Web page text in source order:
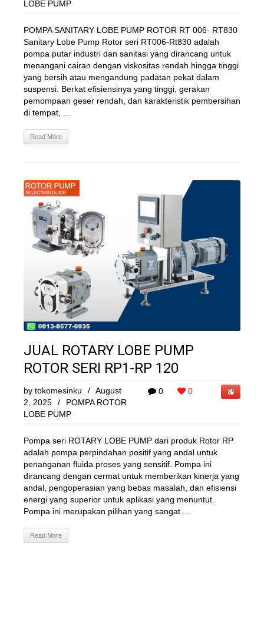
LOBE PUMP
POMPA SANITARY LOBE PUMP ROTOR RT 006- RT830
Sanitary Lobe Pump Rotor seri RT006-Rt830 adalah
pompa putar industri dan sanitasi yang dirancang untuk
menangani cairan dengan viskositas rendah hingga tinggi
yang bersih atau mengandung padatan pekat dalam
suspensi. Berkat efisiensinya yang tinggi, gerakan
pemompaan geser rendah, dan karakteristik pembersihan
di tempat, ...
Read More
JUAL ROTARY LOBE PUMP
ROTOR SERI RP1-RP 120
0 0
by tokomesinku / August
2, 2025
/
POMPA ROTOR
LOBE PUMP
Pompa seri ROTARY LOBE PUMP dari produk Rotor RP
adalah pompa perpindahan positif yang andal untuk
penanganan fluida proses yang sensitif. Pompa ini
dirancang dengan cermat untuk memberikan kinerja yang
andal, pengoperasian yang bebas masalah, dan efisiensi
energi yang superior untuk aplikasi yang menuntut.
Pompa ini merupakan pilihan yang sangat ...
Read More